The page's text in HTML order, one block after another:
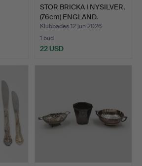
STOR BRICKA I NYSILVER,
(76cm) ENGLAND.
Klubbades 12 jun 2026
1 bud
22 USD